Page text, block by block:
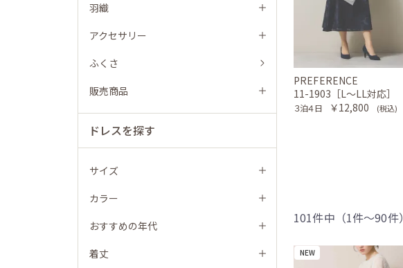
羽織
アクセサリー
ふくさ
販売商品
ドレスを探す
サイズ
カラー
おすすめの年代
着丈
PREFERENCE
11-1903［L〜LL対応］
３泊４日 ￥12,800 (税込)
101件中（1件〜90件）
NEW